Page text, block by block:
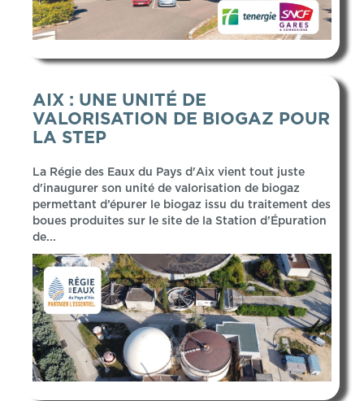
AIX : UNE UNITÉ DE
VALORISATION DE BIOGAZ POUR
LA STEP
La Régie des Eaux du Pays d'Aix vient tout juste
d'inaugurer son unité de valorisation de biogaz
permettant d’épurer le biogaz issu du traitement des
boues produites sur le site de la Station d’Épuration
de...